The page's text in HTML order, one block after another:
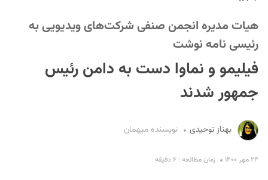
هیات مدیره انجمن صنفی شرکت‌های ویدیویی به
رئیسی نامه نوشت
فیلیمو و نماوا دست به دامن رئیس
جمهور شدند
بهناز توحیدی نویسنده میهمان
۲۴ مهر ۱۴۰۰ زمان مطالعه : ۶ دقیقه